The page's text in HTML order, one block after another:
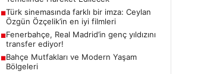
■Türk sinemasında farklı bir imza: Ceylan
Özgün Özçelik’in en iyi filmleri
■Fenerbahçe, Real Madrid’in genç yıldızını
transfer ediyor!
■Bahçe Mutfakları ve Modern Yaşam
Bölgeleri